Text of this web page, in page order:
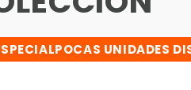
POCAS UNIDADES